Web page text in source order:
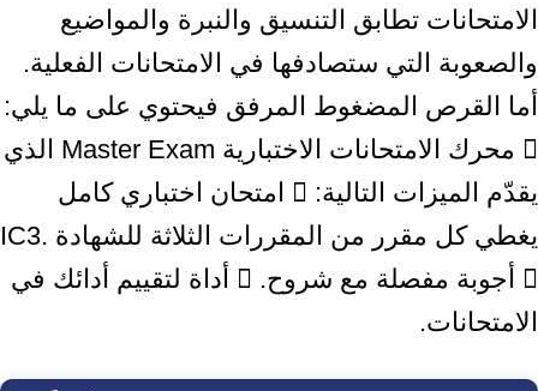
الامتحانات تطابق التنسيق والنبرة والمواضيع
والصعوبة التي ستصادفها في الامتحانات الفعلية.
أما القرص المضغوط المرفق فيحتوي على ما يلي:
 محرك الامتحانات الاختبارية Master Exam الذي
يقدّم الميزات التالية:  امتحان اختباري كامل
يغطي كل مقرر من المقررات الثلاثة للشهادة IC3.
 أجوبة مفصلة مع شروح.  أداة لتقييم أدائك في
الامتحانات.